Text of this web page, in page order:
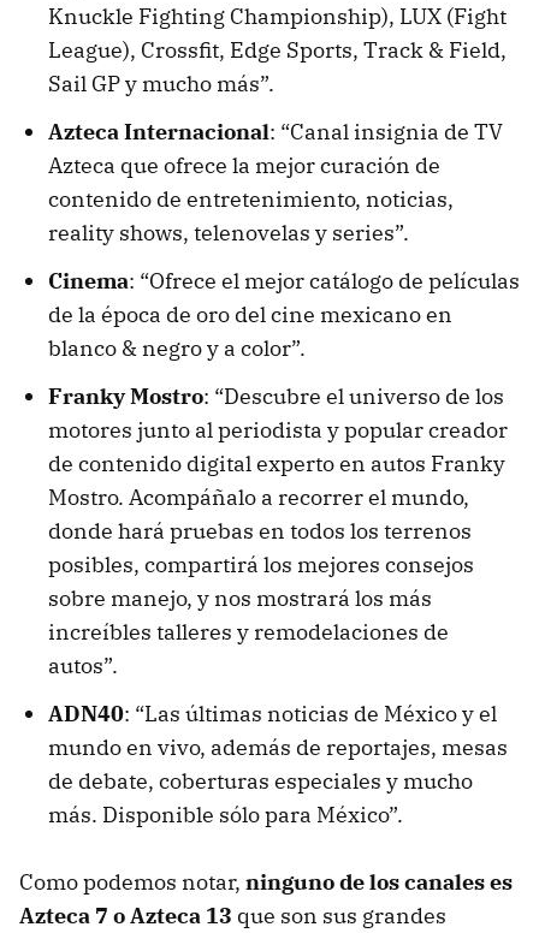
Knuckle Fighting Championship), LUX (Fight
League), Crossfit, Edge Sports, Track & Field,
Sail GP y mucho más”.
Azteca Internacional: “Canal insignia de TV
Azteca que ofrece la mejor curación de
contenido de entretenimiento, noticias,
reality shows, telenovelas y series”.
Cinema: “Ofrece el mejor catálogo de películas
de la época de oro del cine mexicano en
blanco & negro y a color”.
Franky Mostro: “Descubre el universo de los
motores junto al periodista y popular creador
de contenido digital experto en autos Franky
Mostro. Acompáñalo a recorrer el mundo,
donde hará pruebas en todos los terrenos
posibles, compartirá los mejores consejos
sobre manejo, y nos mostrará los más
increíbles talleres y remodelaciones de
autos”.
ADN40: “Las últimas noticias de México y el
mundo en vivo, además de reportajes, mesas
de debate, coberturas especiales y mucho
más. Disponible sólo para México”.
Como podemos notar, ninguno de los canales es
Azteca 7 o Azteca 13 que son sus grandes